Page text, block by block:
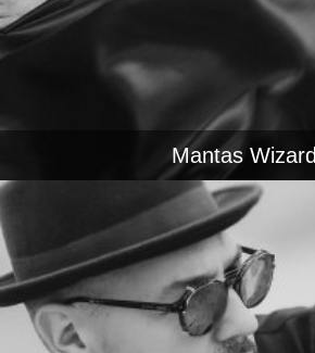
Mantas Wizard